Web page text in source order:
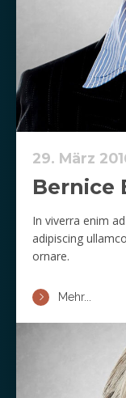
29. März
Bernice
In viverra enim
adipiscing
ornare.
Mehr...